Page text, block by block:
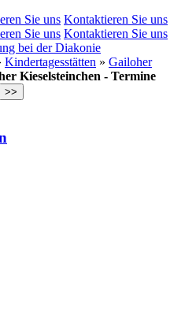
Sie uns Kontaktieren Sie uns
Sie uns Kontaktieren Sie uns
bei der Diakonie
Kindertagesstätten » Gailoher
Kieselsteinchen - Termine
>>